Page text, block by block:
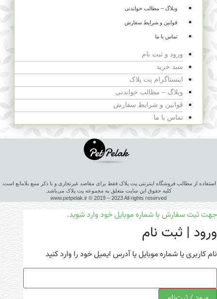
وبلاگ – مطالب خواندنی
قوانین و شرایط سفارش
تماس با ما
ورود و ثبت نام
سبد خرید
اینستاگرام پت پلاک
وبلاگ – مطالب خواندنی
قوانین و شرایط سفارش
تماس با ما
استفاده از مطالب فروشگاه اینترنتی پت پلاک فقط برای مقاصد غیرتجاری و با ذکر منبع بلامانع است.
کلیه حقوق این سایت متعلق به مجموعه پت پلاک می‌باشد.
www.petpelak.ir © 2019 – 2023 All rights reserved
جهت ثبت سفارش با شماره موبایل خود وارد شوید.
ورود | ثبت نام
نام کاربری یا شماره موبایل یا آدرس ایمیل خود را وارد کنید